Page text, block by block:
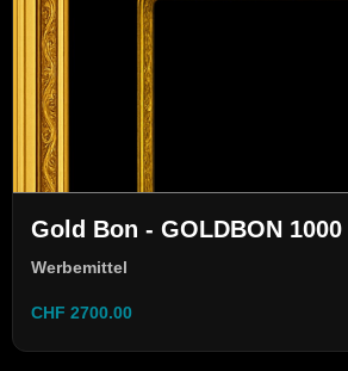
Gold Bon - GOLDBON 1000
Werbemittel
CHF 2700.00